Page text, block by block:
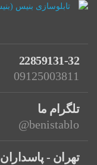
22859131-32
09125003811
تلگرام ما
benistablo@
تهران - پاسداران